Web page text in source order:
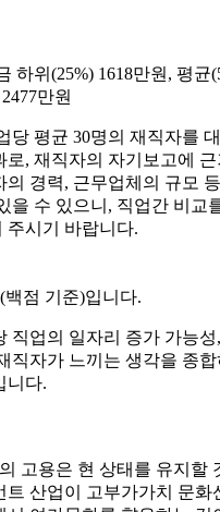
하위(25%) 1618만원, 평균
만원
당 평균 30명의 재직자를
로, 재직자의 자기보고에
의 경력, 근무업체의 규모
을 수 있으니, 직업간 비교
주시기 바랍니다.
백점 기준)입니다.
직업의 일자리 증가 가능성
직자가 느끼는 생각을 종합
니다.
고용은 현 상태를 유지할
트 산업이 고부가가치 문화